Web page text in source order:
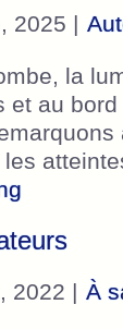
2025 |
la
et au
2022 | À